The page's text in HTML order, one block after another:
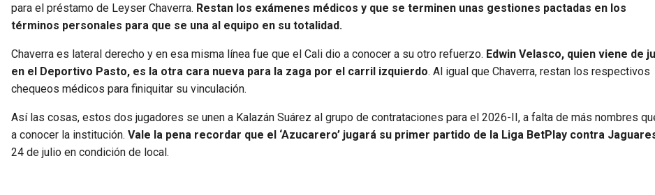
para el préstamo de Leyser Chaverra. Restan los exámenes médicos y que se terminen unas gestiones pactadas en los
términos personales para que se una al equipo en su totalidad.
Chaverra es lateral derecho y en esa misma línea fue que el Cali dio a conocer a su otro refuerzo. Edwin Velasco, quien viene de
en el Deportivo Pasto, es la otra cara nueva para la zaga por el carril izquierdo. Al igual que Chaverra, restan los respectivos
chequeos médicos para finiquitar su vinculación.
Así las cosas, estos dos jugadores se unen a Kalazán Suárez al grupo de contrataciones para el 2026-II, a falta de más nombres
a conocer la institución. Vale la pena recordar que el ‘Azucarero’ jugará su primer partido de la Liga BetPlay contra
24 de julio en condición de local.